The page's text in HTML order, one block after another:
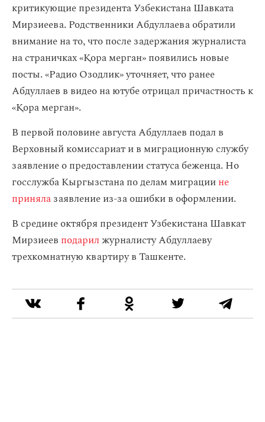
критикующие президента Узбекистана Шавката
Мирзиеева. Родственники Абдуллаева обратили
внимание на то, что после задержания журналиста
на страничках «Қора мерган» появились новые
посты. «Радио Озодлик» уточняет, что ранее
Абдуллаев в видео на ютубе отрицал причастность к
«Қора мерган».
В первой половине августа Абдуллаев подал в
Верховный комиссариат и в миграционную службу
заявление о предоставлении статуса беженца. Но
госслужба Кыргызстана по делам миграциине
принялазаявление из-за ошибки в оформлении.
В средине октября президент Узбекистана Шавкат
Мирзиеев подарилжурналисту Абдуллаеву
трехкомнатную квартиру в Ташкенте.